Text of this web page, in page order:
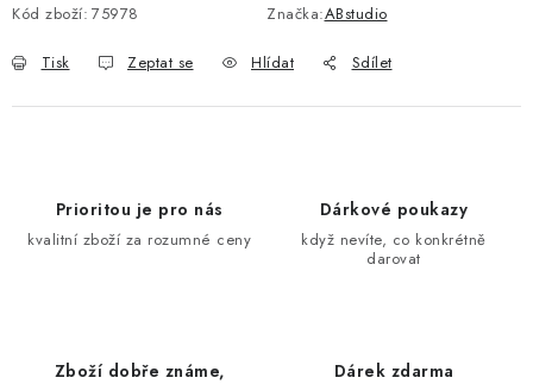
Kód zboží: 75978 Značka:ABstudio
Tisk Zeptat se Hlídat Sdílet
Prioritou je pro nás
kvalitní zboží za rozumné ceny
Dárkové poukazy
když nevíte, co konkrétně
darovat
Zboží dobře známe, Dárek zdarma